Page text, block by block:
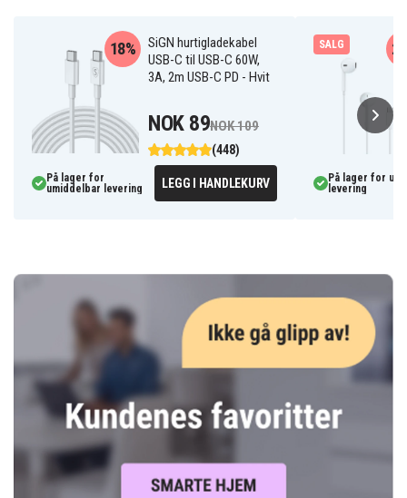
SiGN hurtigladekabel
USB-C til USB-C 60W,
3A, 2m USB-C PD - Hvit
(448)
18%
NOK 89NOK 109
På lager for
umiddelbar levering
LEGG I HANDLEKURV
SALG
På lager for
levering